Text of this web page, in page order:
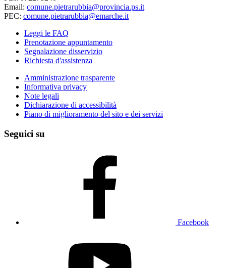
Email: comune.pietrarubbia@provincia.ps.it
PEC: comune.pietrarubbia@emarche.it
Leggi le FAQ
Prenotazione appuntamento
Segnalazione disservizio
Richiesta d'assistenza
Amministrazione trasparente
Informativa privacy
Note legali
Dichiarazione di accessibilità
Piano di miglioramento del sito e dei servizi
Seguici su
Facebook